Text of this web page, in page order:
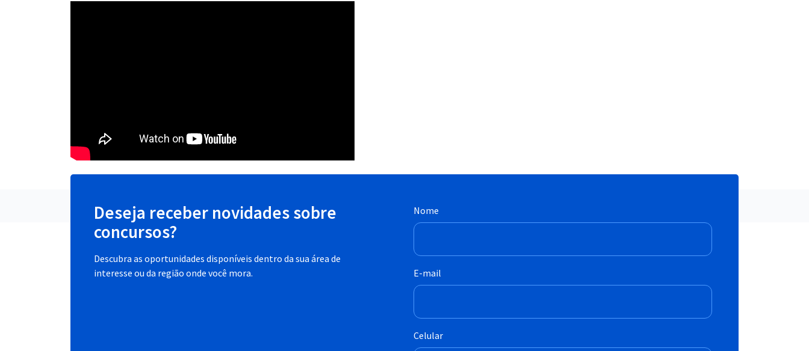
Deseja receber novidades sobre
concursos?
Descubra as oportunidades disponíveis dentro da sua área de
interesse ou da região onde você mora.
Nome
E-mail
Celular